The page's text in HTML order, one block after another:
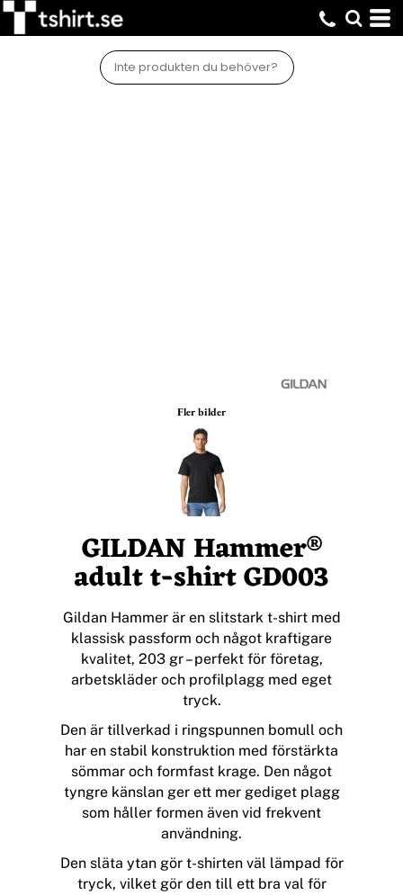
Fler bilder
GILDAN Hammer®
adult t-shirt GD003
Gildan Hammer är en slitstark t-shirt med
klassisk passform och något kraftigare
kvalitet, 203 gr – perfekt för företag,
arbetskläder och profilplagg med eget
tryck.
Den är tillverkad i ringspunnen bomull och
har en stabil konstruktion med förstärkta
sömmar och formfast krage. Den något
tyngre känslan ger ett mer gediget plagg
som håller formen även vid frekvent
användning.
Den släta ytan gör t-shirten väl lämpad för
tryck, vilket gör den till ett bra val för